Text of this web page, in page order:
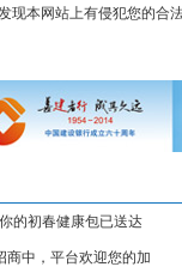
现本网站上有侵犯您的合
的初春健康包已送达
商中，平台欢迎您的加